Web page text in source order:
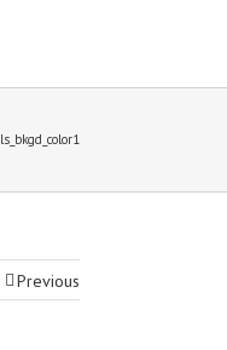
ls_bkgd_color1
Previous